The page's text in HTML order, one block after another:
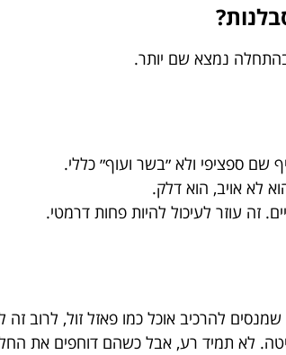
נמצא שם יותר.
שם ספציפי ולא ״בשר ועוף״ כללי.
לא אויב, הוא דלק.
זה עוזר לעיכול להיות פחות דרמטי.
להרכיב אוכל כמו פאזל זול, לרוב
לא תמיד רע, אבל כשהם דוחפים את